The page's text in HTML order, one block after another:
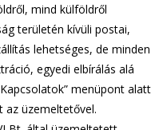
mind külföldről
területén kívüli postai,
lehetséges, de minden
egyedi elbírálás alá
menüpont alatt
az üzemeltetővel.